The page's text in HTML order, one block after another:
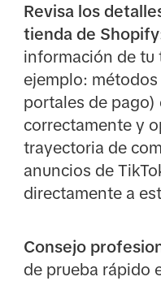
Revisa los
tienda de
información de tu
ejemplo:
portales de
correctamente y
trayectoria de
anuncios de
directamente a
Consejo
de prueba rápido